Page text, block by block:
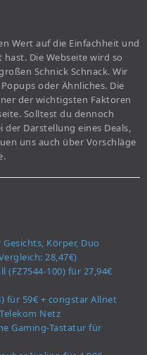
Wert auf die Einfachheit und
Die Webseite wird so
Schnick Schnack. Wir
oder Ähnliches. Die
der wichtigsten Faktoren
Solltest du dennoch
der Darstellung eines Deals,
uns auch über Vorschläge
Körper, Duo
28,47€)
(FZ7544-100) für 27,94€
für 59€ + congstar Allnet
Netz
Gaming-Tastatur für